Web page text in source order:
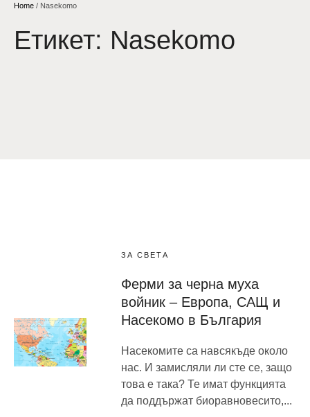
Home / Nasekomo
Етикет: Nasekomo
ЗА СВЕТА
Ферми за черна муха
войник – Европа, САЩ и
Насекомо в България
Насекомите са навсякъде около
нас. И замисляли ли сте се, защо
това е така? Те имат функцията
да поддържат биоравновесито,...